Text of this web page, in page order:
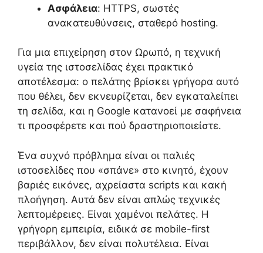
Ασφάλεια: HTTPS, σωστές
ανακατευθύνσεις, σταθερό hosting.
Για μια επιχείρηση στον Ωρωπό, η τεχνική
υγεία της ιστοσελίδας έχει πρακτικό
αποτέλεσμα: ο πελάτης βρίσκει γρήγορα αυτό
που θέλει, δεν εκνευρίζεται, δεν εγκαταλείπει
τη σελίδα, και η Google κατανοεί με σαφήνεια
τι προσφέρετε και πού δραστηριοποιείστε.
Ένα συχνό πρόβλημα είναι οι παλιές
ιστοσελίδες που «σπάνε» στο κινητό, έχουν
βαριές εικόνες, αχρείαστα scripts και κακή
πλοήγηση. Αυτά δεν είναι απλώς τεχνικές
λεπτομέρειες. Είναι χαμένοι πελάτες. Η
γρήγορη εμπειρία, ειδικά σε mobile-first
περιβάλλον, δεν είναι πολυτέλεια. Είναι